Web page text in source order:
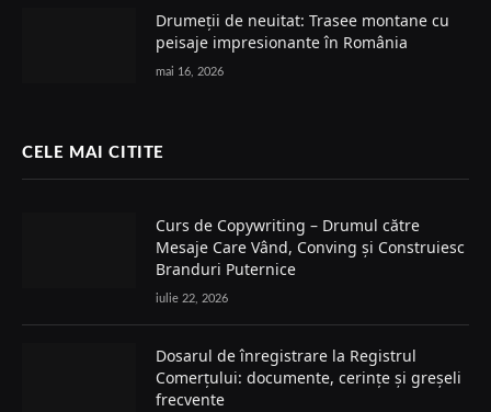
Drumeții de neuitat: Trasee montane cu
peisaje impresionante în România
mai 16, 2026
CELE MAI CITITE
Curs de Copywriting – Drumul către
Mesaje Care Vând, Conving și Construiesc
Branduri Puternice
iulie 22, 2026
Dosarul de înregistrare la Registrul
Comerțului: documente, cerințe și greșeli
frecvente